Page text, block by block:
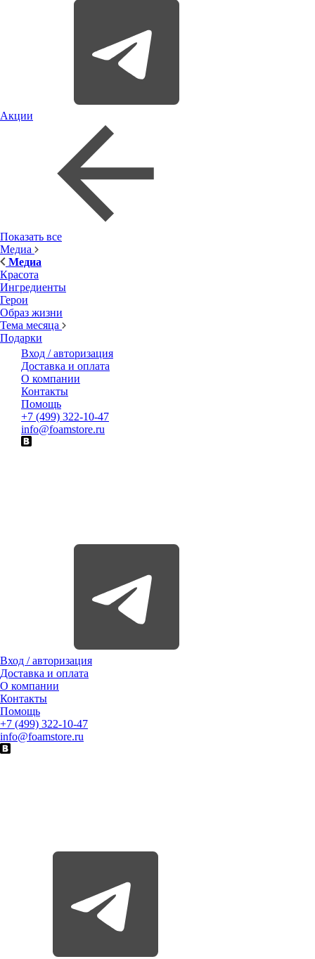
Акции
Показать все
Медиа
Медиа
Красота
Ингредиенты
Герои
Образ жизни
Тема месяца
Подарки
Вход / авторизация
Доставка и оплата
О компании
Контакты
Помощь
+7 (499) 322-10-47
info@foamstore.ru
Вход / авторизация
Доставка и оплата
О компании
Контакты
Помощь
+7 (499) 322-10-47
info@foamstore.ru